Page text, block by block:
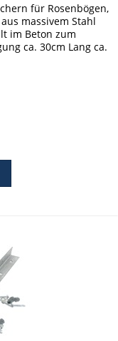
für Rosenbögen,
massivem Stahl
im Beton zum
ca. 30cm Lang ca.